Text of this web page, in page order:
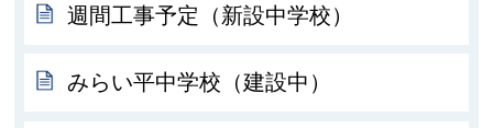
週間工事予定（新設中学校）
みらい平中学校（建設中）